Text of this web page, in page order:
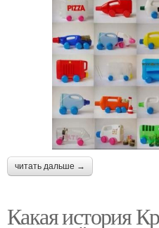
читать дальше →
Какая история